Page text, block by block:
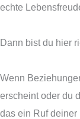
echte
Dann bist du hier
Wenn
erscheint oder du
das ein Ruf deiner